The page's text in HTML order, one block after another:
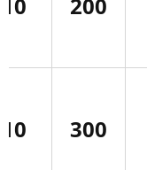
300
10